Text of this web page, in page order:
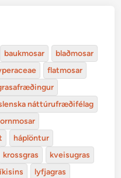
baukmosar
blaðmosar
flatmosar
náttúrufræðifélag
háplöntur
krossgras
kveisugras
lyfjagras